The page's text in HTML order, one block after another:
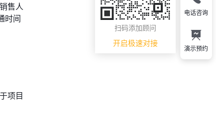
售人
时间
项目
扫码添加顾问
开启极速对接
电话咨询
演示预约